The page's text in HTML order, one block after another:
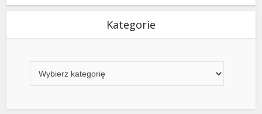
Kategorie